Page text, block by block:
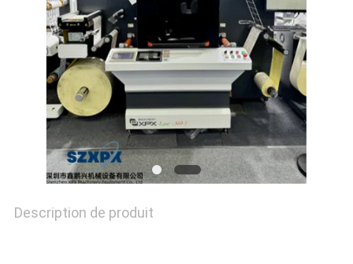
QUALITÉ
NOUS
CONTACTER
NOUVELLES
Description de produit